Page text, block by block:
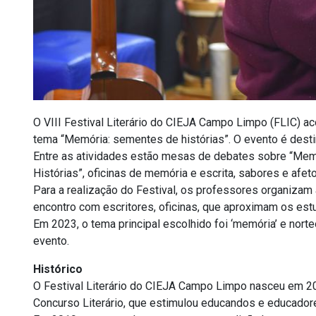
O VIII Festival Literário do CIEJA Campo Limpo (FLIC)
tema “Memória: sementes de histórias”. O evento é
Entre as atividades estão mesas de debates sobre
Histórias”, oficinas de memória e escrita, sabores e
Para a realização do Festival, os professores
encontro com escritores, oficinas, que aproximam os
Em 2023, o tema principal escolhido foi ‘memória’ e
evento.
Histórico
O Festival Literário do CIEJA Campo Limpo nasceu em
Concurso Literário, que estimulou educandos e